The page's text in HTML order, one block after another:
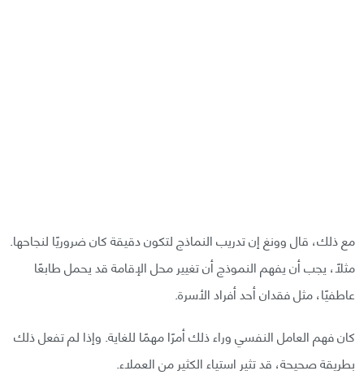
مع ذلك، قال وونغ إن تدريب النماذج لتكون دقيقة كان ضروريًا لنجاحها.
مثلًا، يجب أن يفهم النموذج أن تغيير محل الإقامة قد يحمل طابعًا
عاطفيًا، مثل فقدان أحد أفراد الأسرة.
كان فهم العامل النفسي وراء ذلك أمرًا مهمًا للغاية. وإذا لم تفعل ذلك
بطريقة صحيحة، قد تثير استياء الكثير من العملاء.